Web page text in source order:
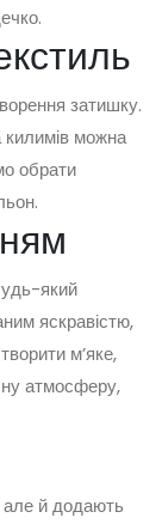
затишку.
можна
обрати
який
яскравістю,
м’яке,
атмосферу,
й додають